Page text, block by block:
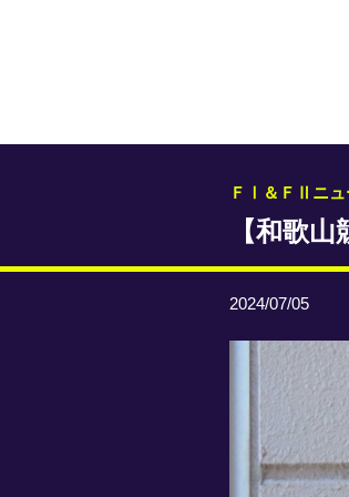
ＦⅠ＆ＦⅡニュ
【和歌
2024/07/05